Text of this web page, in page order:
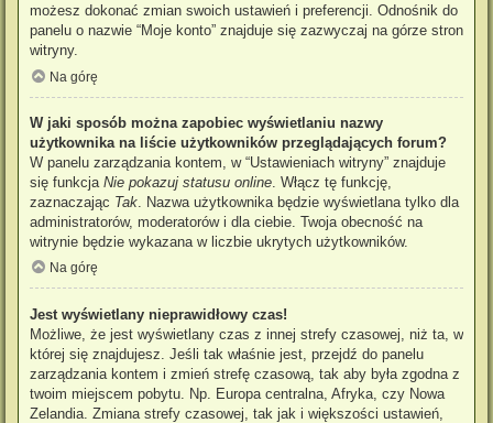
możesz dokonać zmian swoich ustawień i preferencji. Odnośnik do
panelu o nazwie “Moje konto” znajduje się zazwyczaj na górze stron
witryny.
Na górę
W jaki sposób można zapobiec wyświetlaniu nazwy
użytkownika na liście użytkowników przeglądających forum?
W panelu zarządzania kontem, w “Ustawieniach witryny” znajduje
się funkcja Nie pokazuj statusu online . Włącz tę funkcję,
zaznaczając Tak . Nazwa użytkownika będzie wyświetlana tylko dla
administratorów, moderatorów i dla ciebie. Twoja obecność na
witrynie będzie wykazana w liczbie ukrytych użytkowników.
Na górę
Jest wyświetlany nieprawidłowy czas!
Możliwe, że jest wyświetlany czas z innej strefy czasowej, niż ta, w
której się znajdujesz. Jeśli tak właśnie jest, przejdź do panelu
zarządzania kontem i zmień strefę czasową, tak aby była zgodna z
twoim miejscem pobytu. Np. Europa centralna, Afryka, czy Nowa
Zelandia. Zmiana strefy czasowej, tak jak i większości ustawień,